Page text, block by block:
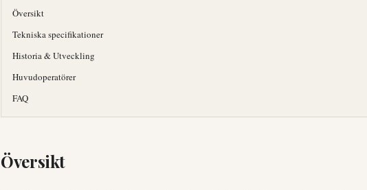
Översikt
Tekniska specifikationer
Historia & Utveckling
Huvudoperatörer
FAQ
Översikt